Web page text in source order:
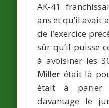
AK-41
ans et qu’il avait
de l’exercice
sûr qu’il puisse
à avoisiner les
Miller était là
était à parier
davantage le